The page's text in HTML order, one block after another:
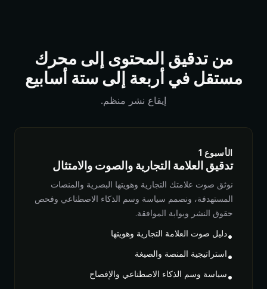
من تدقيق المحتوى إلى محرك
مستقل في أربعة إلى ستة أسابيع
إيقاع نشر منظم.
الأسبوع 1
تدقيق العلامة التجارية والصوت والامتثال
نوثق صوت علامتك التجارية وهويتها البصرية والمنصات
المستهدفة، ونصمم سياسة وسم الذكاء الاصطناعي وفحص
حقوق النشر وبوابة الموافقة.
•دليل صوت العلامة التجارية وهويتها
•استراتيجية المنصة والصيغة
•سياسة وسم الذكاء الاصطناعي والإفصاح